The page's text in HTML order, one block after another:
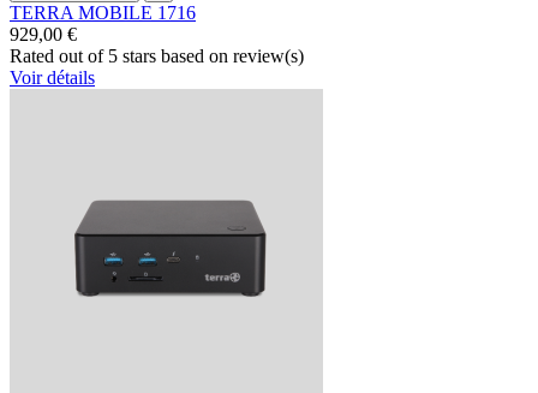
TERRA MOBILE 1716
929,00 €
Rated out of 5 stars based on review(s)
Voir détails